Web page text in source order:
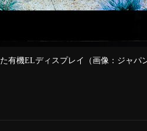
有機ELディスプレイ（画像：ジャパ